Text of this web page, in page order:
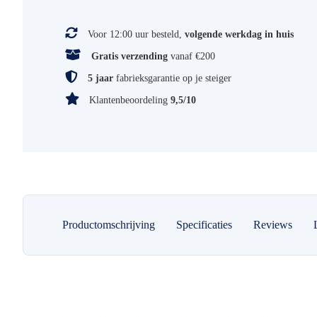
Voor 12:00 uur besteld, volgende werkdag in huis
Gratis verzending vanaf €200
5 jaar fabrieksgarantie op je steiger
Klantenbeoordeling 9,5/10
Productomschrijving Specificaties Reviews